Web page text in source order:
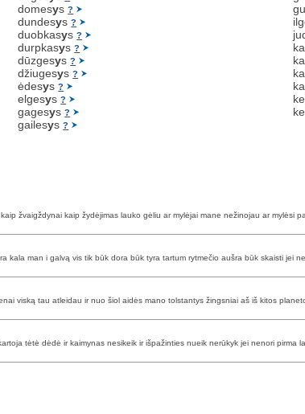
domesys?
dundesys?
duobkasys?
durpkasys?
dūzgesys?
džiugesys?
ėdesys?
elgesys?
gagesys?
gailesys?
žvaigždynai kaip žydėjimas lauko gėliu ar mylėjai mane nežinojau ar mylėsi
kala man i galvą vis tik būk dora būk tyra tartum rytmečio aušra būk skaisti jei
viską tau atleidau ir nuo šiol aidės mano tolstantys žingsniai aš iš kitos
tėtė dėdė ir kaimynas nesikeik ir išpažinties nueik nerūkyk jei nenori pirma